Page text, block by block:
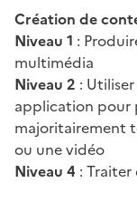
Création de
Niveau 1 :
multimédia
Niveau 2 :
application pour
majoritairement
ou une vidéo
Niveau 4 : Traiter